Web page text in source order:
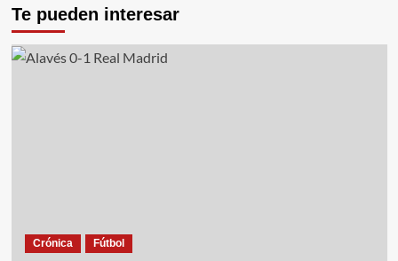
Te pueden interesar
Crónica Fútbol